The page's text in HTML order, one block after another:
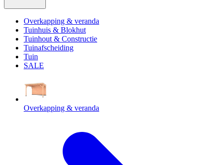
Overkapping & veranda
Tuinhuis & Blokhut
Tuinhout & Constructie
Tuinafscheiding
Tuin
SALE
Overkapping & veranda